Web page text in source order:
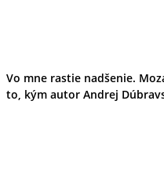
Vo mne rastie nadšenie.
to, kým autor Andrej